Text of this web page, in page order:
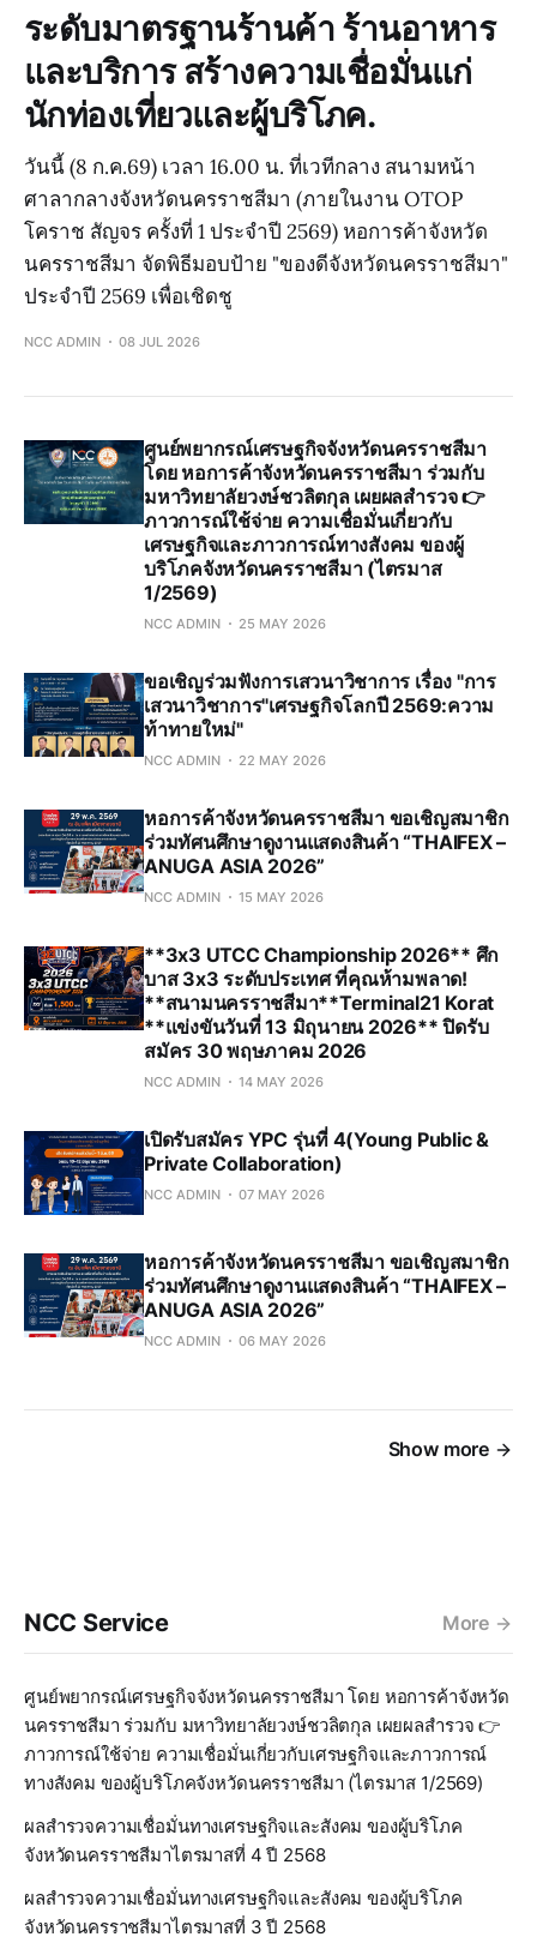
ระดับมาตรฐานร้านค้า ร้านอาหาร
และบริการ สร้างความเชื่อมั่นแก่
นักท่องเที่ยวและผู้บริโภค.
วันนี้ (8 ก.ค.69) เวลา 16.00 น. ที่เวทีกลาง สนามหน้า
ศาลากลางจังหวัดนครราชสีมา (ภายในงาน OTOP
โคราช สัญจร ครั้งที่ 1 ประจำปี 2569) หอการค้าจังหวัด
นครราชสีมา จัดพิธีมอบป้าย "ของดีจังหวัดนครราชสีมา"
ประจำปี 2569 เพื่อเชิดชู
NCC ADMIN 08 JUL 2026
ศูนย์พยากรณ์เศรษฐกิจจังหวัดนครราชสีมา
โดย หอการค้าจังหวัดนครราชสีมา ร่วมกับ
มหาวิทยาลัยวงษ์ชวลิตกุล เผยผลสำรวจ 👉
ภาวการณ์ใช้จ่าย ความเชื่อมั่นเกี่ยวกับ
เศรษฐกิจและภาวการณ์ทางสังคม ของผู้
บริโภคจังหวัดนครราชสีมา (ไตรมาส
1/2569)
NCC ADMIN 25 MAY 2026
ขอเชิญร่วมฟังการเสวนาวิชาการ เรื่อง "การ
เสวนาวิชาการ"เศรษฐกิจโลกปี 2569:ความ
ท้าทายใหม่"
NCC ADMIN 22 MAY 2026
หอการค้าจังหวัดนครราชสีมา ขอเชิญสมาชิก
ร่วมทัศนศึกษาดูงานแสดงสินค้า “THAIFEX –
ANUGA ASIA 2026”
NCC ADMIN 15 MAY 2026
**3x3 UTCC Championship 2026** ศึก
บาส 3x3 ระดับประเทศ ที่คุณห้ามพลาด!
**สนามนครราชสีมา**Terminal21 Korat
**แข่งขันวันที่ 13 มิถุนายน 2026** ปิดรับ
สมัคร 30 พฤษภาคม 2026
NCC ADMIN 14 MAY 2026
เปิดรับสมัคร YPC รุ่นที่ 4(Young Public &
Private Collaboration)
NCC ADMIN 07 MAY 2026
หอการค้าจังหวัดนครราชสีมา ขอเชิญสมาชิก
ร่วมทัศนศึกษาดูงานแสดงสินค้า “THAIFEX –
ANUGA ASIA 2026”
NCC ADMIN 06 MAY 2026
Show more
NCC Service More
ศูนย์พยากรณ์เศรษฐกิจจังหวัดนครราชสีมา โดย หอการค้าจังหวัด
นครราชสีมา ร่วมกับ มหาวิทยาลัยวงษ์ชวลิตกุล เผยผลสำรวจ 👉
ภาวการณ์ใช้จ่าย ความเชื่อมั่นเกี่ยวกับเศรษฐกิจและภาวการณ์
ทางสังคม ของผู้บริโภคจังหวัดนครราชสีมา (ไตรมาส 1/2569)
ผลสำรวจความเชื่อมั่นทางเศรษฐกิจและสังคม ของผู้บริโภค
จังหวัดนครราชสีมาไตรมาสที่ 4 ปี 2568
ผลสำรวจความเชื่อมั่นทางเศรษฐกิจและสังคม ของผู้บริโภค
จังหวัดนครราชสีมาไตรมาสที่ 3 ปี 2568